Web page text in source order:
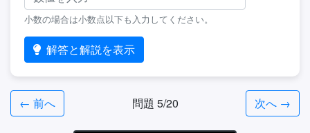
小数の場合は小数点以下も入力してください。
解答と解説を表示
← 前へ 問題 5/20 次へ →